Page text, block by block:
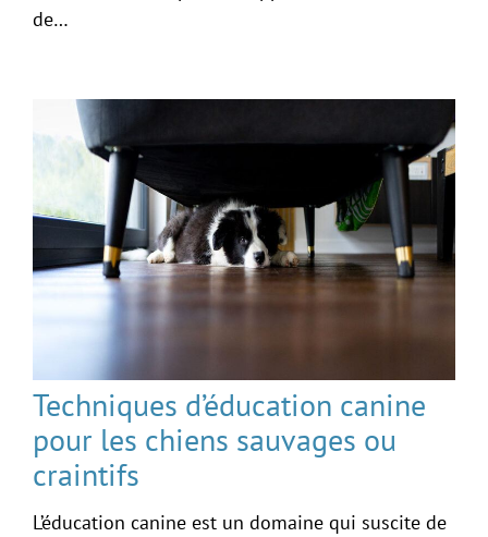
de…
Techniques d’éducation canine
pour les chiens sauvages ou
craintifs
L’éducation canine est un domaine qui suscite de